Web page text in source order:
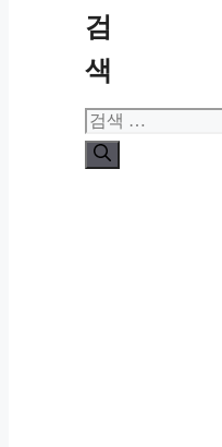
검
색
검
색: